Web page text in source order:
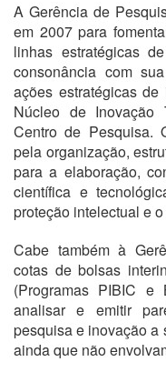
A Gerência de
em 2007 para
linhas estratégicas
consonância com
ações estratégicas
Núcleo de Inovação
Centro de Pesquisa.
pela organização,
para a elaboração,
científica e
proteção intelectual e
Cabe também à
cotas de bolsas
(Programas PIBIC e
analisar e emitir
pesquisa e inovação a
ainda que não